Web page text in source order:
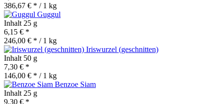
386,67 € * / 1 kg
Guggul
Inhalt 25 g
6,15 € *
246,00 € * / 1 kg
Iriswurzel (geschnitten)
Inhalt 50 g
7,30 € *
146,00 € * / 1 kg
Benzoe Siam
Inhalt 25 g
9,30 € *